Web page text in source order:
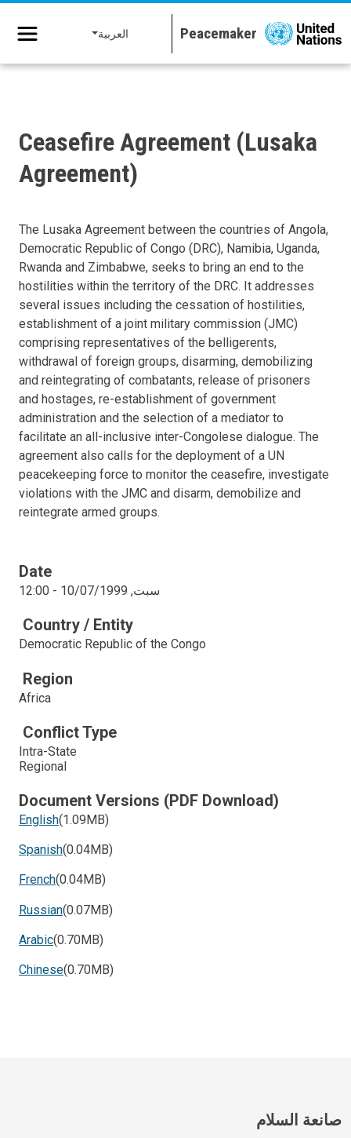
تجاوز إلى المحتوى الرئيسي
العربية
Ceasefire Agreement (Lusaka
Agreement)
The Lusaka Agreement between the countries of Angola,
Democratic Republic of Congo (DRC), Namibia, Uganda,
Rwanda and Zimbabwe, seeks to bring an end to the
hostilities within the territory of the DRC. It addresses
several issues including the cessation of hostilities,
establishment of a joint military commission (JMC)
comprising representatives of the belligerents,
withdrawal of foreign groups, disarming, demobilizing
and reintegrating of combatants, release of prisoners
and hostages, re-establishment of government
administration and the selection of a mediator to
facilitate an all-inclusive inter-Congolese dialogue. The
agreement also calls for the deployment of a UN
peacekeeping force to monitor the ceasefire, investigate
violations with the JMC and disarm, demobilize and
reintegrate armed groups.
Date
سبت, 10/07/1999 - 12:00
Country / Entity
Democratic Republic of the Congo
Region
Africa
Conflict Type
Intra-State
Regional
Document Versions (PDF Download)
English(1.09MB)
Spanish(0.04MB)
French(0.04MB)
Russian(0.07MB)
Arabic(0.70MB)
Chinese(0.70MB)
صانعة السلام